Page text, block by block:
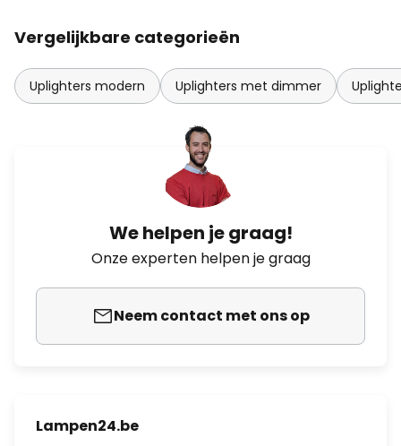
Vergelijkbare categorieën
Uplighters modern Uplighters met dimmer
We helpen je graag!
Onze experten helpen je graag
Neem contact met ons op
Lampen24.be